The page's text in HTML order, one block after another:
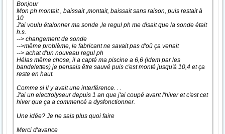
Bonjour
Mon ph montait , baissait ,montait, baissait sans raison, puis restait à
10
J'ai voulu étalonner ma sonde ,le regul ph me disait que la sonde était
h.s.
--> changement de sonde
-->même problème, le fabricant ne savait pas d'oû ça venait
--> achat d'un nouveau regul ph
Hélas même chose, il a capté ma piscine a 6,6 (idem par les
bandelettes) je pensais être sauvé puis c'est monté jusqu'à 10,4 et ça
reste en haut.
Comme si il y avait une interférence. . .
J'ai un electrolyseur depuis 1 an que j'ai coupé avant l'hiver et c'est cet
hiver que ça a commencé a dysfonctionner.
Une idée? Je ne sais plus quoi faire
Merci d'avance